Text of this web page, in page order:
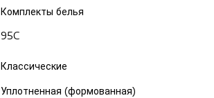
Комплекты белья
95C
Классические
Уплотненная (формованная)